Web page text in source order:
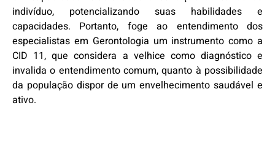
indivíduo, potencializando suas habilidades e
capacidades. Portanto, foge ao entendimento dos
especialistas em Gerontologia um instrumento como a
CID 11, que considera a velhice como diagnóstico e
invalida o entendimento comum, quanto à possibilidade
da população dispor de um envelhecimento saudável e
ativo.